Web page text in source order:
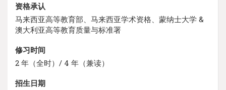
资格承认
马来西亚高等教育部、马来西亚学术资格、蒙纳士大学 &
澳大利亚高等教育质量与标准署
修习时间
2 年（全时）/ 4 年（兼读）
招生日期